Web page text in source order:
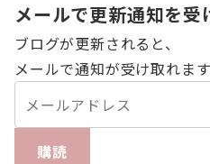
メールで更新通知を
ブログが更新されると、
メールで通知が受け取れま
購読